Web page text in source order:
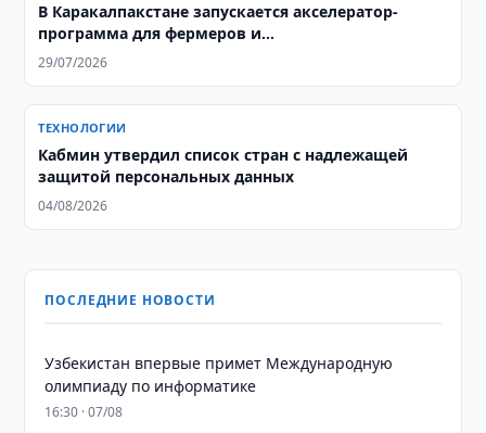
В Каракалпакстане запускается акселератор-
программа для фермеров и
агропредпринимателей
29/07/2026
ТЕХНОЛОГИИ
Кабмин утвердил список стран с надлежащей
защитой персональных данных
04/08/2026
ПОСЛЕДНИЕ НОВОСТИ
Узбекистан впервые примет Международную
олимпиаду по информатике
16:30 · 07/08